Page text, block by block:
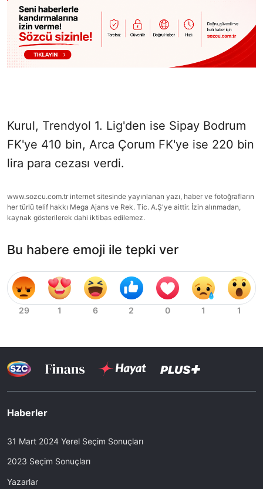
Kurul, Trendyol 1. Lig'den ise Sipay Bodrum
FK'ye 410 bin, Arca Çorum FK'ye ise 220 bin
lira para cezası verdi.
www.sozcu.com.tr internet sitesinde yayınlanan yazı, haber ve fotoğrafların
her türlü telif hakkı Mega Ajans ve Rek. Tic. A.Ş'ye aittir. İzin alınmadan,
kaynak gösterilerek dahi iktibas edilemez.
Bu habere emoji ile tepki ver
Haberler
31 Mart 2024 Yerel Seçim Sonuçları
2023 Seçim Sonuçları
Yazarlar